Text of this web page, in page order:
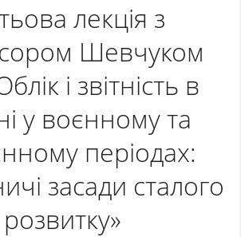
лекція з
Шевчуком
і звітність в
у воєнному та
періодах:
засади сталого
розвитку»